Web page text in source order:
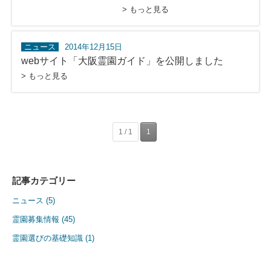
> もっと見る
ニュース 2014年12月15日
webサイト「大阪霊園ガイド」を公開しました
> もっと見る
1 / 1 1
記事カテゴリー
カテゴリー
ニュース (5)
霊園募集情報 (45)
霊園選びの基礎知識 (1)